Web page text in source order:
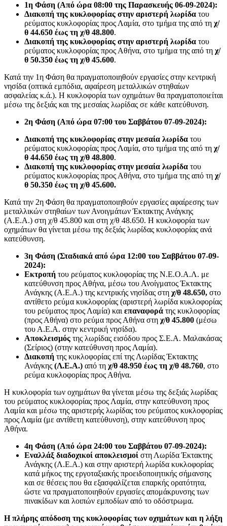
1η Φάση (Από ώρα 08:00 της Παρασκευής 06-09-2024):
Διακοπή της κυκλοφορίας στην αριστερή λωρίδα του
ρεύματος κυκλοφορίας προς Λαμία, στο τμήμα της από τη χ/
θ 44.650 έως τη χ/θ 48.800.
Διακοπή της κυκλοφορίας στην αριστερή λωρίδα του
ρεύματος κυκλοφορίας προς Αθήνα, στο τμήμα της από τη χ/
θ 50.350 έως τη χ/θ 45.600.
Κατά την 1η Φάση θα πραγματοποιηθούν εργασίες στην κεντρική
νησίδα (οπτικά εμπόδια, αφαίρεση μεταλλικών στηθαίων
ασφαλείας κ.ά.). Η κυκλοφορία των οχημάτων θα πραγματοποιείται
μέσω της δεξιάς και της μεσαίας λωρίδας σε κάθε κατεύθυνση.
2η Φάση (Από ώρα 07:00 του Σαββάτου 07-09-2024):
Διακοπή της κυκλοφορίας στην μεσαία λωρίδα του
ρεύματος κυκλοφορίας προς Λαμία, στο τμήμα της από τη χ/
θ 44.650 έως τη χ/θ 48.800.
Διακοπή της κυκλοφορίας στην μεσαία λωρίδα του
ρεύματος κυκλοφορίας προς Αθήνα, στο τμήμα της από τη χ/
θ 50.350 έως τη χ/θ 45.600.
Κατά την 2η Φάση θα πραγματοποιηθούν εργασίες αφαίρεσης των
μεταλλικών στηθαίων των Ανοιγμάτων Έκτακτης Ανάγκης
(Α.Ε.Α.) στη χ/θ 45.800 και στη χ/θ 48.650. Η κυκλοφορία των
οχημάτων θα γίνεται μέσω της δεξιάς λωρίδας κυκλοφορίας ανά
κατεύθυνση.
3η Φάση (Σταδιακά από ώρα 12:00 του Σαββάτου 07-09-
2024):
Εκτροπή του ρεύματος κυκλοφορίας της Ν.Ε.Ο.Α.Λ. με
κατεύθυνση προς Αθήνα, μέσω του Ανοίγματος Έκτακτης
Ανάγκης (Α.Ε.Α.) της κεντρικής νησίδας στη χ/θ 48.650, στο
αντίθετο ρεύμα κυκλοφορίας (αριστερή λωρίδα κυκλοφορίας
του ρεύματος προς Λαμία) και επαναφορά της κυκλοφορίας
(προς Αθήνα) στο ρεύμα προς Αθήνα στη χ/θ 45.800 (μέσω
του Α.Ε.Α. στην κεντρική νησίδα).
Αποκλεισμός της λωρίδας εισόδου προς Σ.Ε.Α. Μαλακάσας
(Σείριος) (στην κατεύθυνση προς Λαμία).
Διακοπή της κυκλοφορίας επί της Λωρίδας Έκτακτης
Ανάγκης (Λ.Ε.Α.) από τη χ/θ 48.950 έως τη χ/θ 48.760, στο
ρεύμα κυκλοφορίας προς Αθήνα.
Η κυκλοφορία των οχημάτων θα γίνεται μέσω της δεξιάς λωρίδας
του ρεύματος κυκλοφορίας προς Λαμία, στην κατεύθυνση προς
Λαμία και μέσω της αριστερής λωρίδας του ρεύματος κυκλοφορίας
προς Λαμία (με αντίθετη κατεύθυνση), στην κατεύθυνση προς
Αθήνα.
4η Φάση (Από ώρα 24:00 του Σαββάτου 07-09-2024):
Εναλλάξ διαδοχικοί αποκλεισμοί στη Λωρίδα Έκτακτης
Ανάγκης (Λ.Ε.Α.) και στην αριστερή λωρίδα κυκλοφορίας
κατά μήκος της εργοταξιακής προειδοποιητικής σήμανσης
και σε θέσεις που θα εξασφαλίζεται επαρκής ορατότητα,
ώστε να πραγματοποιηθούν εργασίες απομάκρυνσης των
πινακίδων και λοιπών εμποδίων από το οδόστρωμα.
Η πλήρης απόδοση της κυκλοφορίας των οχημάτων και η λήξη